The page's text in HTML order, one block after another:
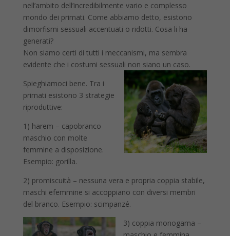
nell’ambito dell’incredibilmente vario e complesso
mondo dei primati. Come abbiamo detto, esistono
dimorfismi sessuali accentuati o ridotti. Cosa li ha
generati?
Non siamo certi di tutti i meccanismi, ma sembra
evidente che i costumi sessuali non siano un caso.
Spieghiamoci bene. Tra i
primati esistono 3 strategie
riproduttive:
1) harem – capobranco
maschio con molte
femmine a disposizione.
Esempio: gorilla.
2) promiscuità – nessuna vera e propria coppia stabile,
maschi efemmine si accoppiano con diversi membri
del branco. Esempio: scimpanzé.
3) coppia monogama –